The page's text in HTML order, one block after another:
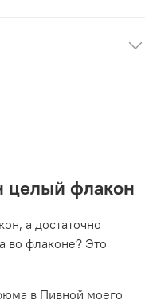
целый флакон
а достаточно
во флаконе? Это
в Пивной моего